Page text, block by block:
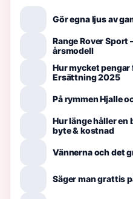
Gör egna ljus av
Range Rover Sport
årsmodell
Hur mycket
Ersättning 2025
På rymmen Hjalle
Hur länge håller en
byte & kostnad
Vännerna och det
Säger man grattis